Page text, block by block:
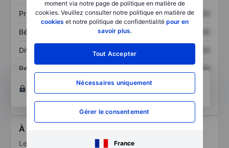
moment via notre page de politique en matière de
cookies. Veuillez consulter notre politique en matière de
cookies et notre politique de confidentialité pour en
savoir plus.
Tout Accepter
Nécessaires uniquement
Gérer le consentement
France
Prix / ventes XXXXXXX XXXXXXX
Bénéfice par action XXXXXXX
Dividende par action XXXXXXX
Rendement des
XXXXXXX
Ouvrir un comptepour accéder à d’autres outils
techniques et d’analyses.
À propos Legacy Education Inc.
Legacy Education Inc is engaged in career-focused,